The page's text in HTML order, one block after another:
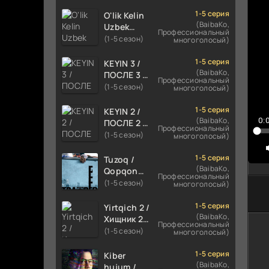
HIND KINO
2024
TARJIMA
Skachat
O'lik Kelin
Uzbek
tilida 2023
Tarjima
kino
skachat
(1-5 сезон)
1-5 серия
(BaibaKo,
Профессиональный
многоголосый)
KEYIN 3 /
ПОСЛЕ 3 /
AFTER 3
FILM
UZBEK
TILIDA
TARJIMA
FILM HD
(1-5 сезон)
1-5 серия
(BaibaKo,
Профессиональный
многоголосый)
KEYIN 2 /
ПОСЛЕ 2 /
AFTER 2
FILM
UZBEK
TILIDA
TARJIMA
FILM HD
(1-5 сезон)
1-5 серия
(BaibaKo,
Профессиональный
многоголосый)
Tuzoq /
Qopqon
Hind
2016 Uzbek
tilida
tarjima film
(1-5 сезон)
1-5 серия
(BaibaKo,
Профессиональный
многоголосый)
Yirtqich 2 /
Хищник 2
Xishnik
tilida 2018-
2024
(1-5 сезон)
1-5 серия
(BaibaKo,
Профессиональный
многоголосый)
Kiber
1-5 серия
(BaibaKo,